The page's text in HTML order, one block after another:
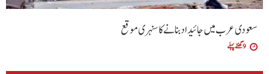
سعودی عرب میں جائیداد بنانے کا سنہری موقع
9 گھنٹے پہلے